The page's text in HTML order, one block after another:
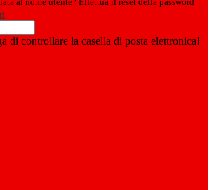
di controllare la casella di posta elettronica!